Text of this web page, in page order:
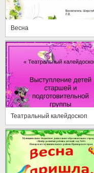
Весна
Театральный калейдоскоп